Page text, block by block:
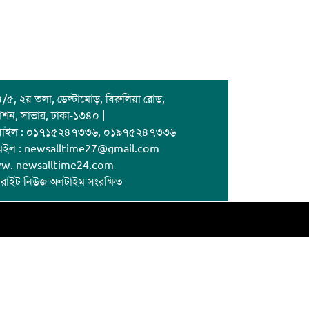
৫, ২য় তলা, ডেল্টামোড়, বিরুলিয়া রোড,
সাভার, ঢাকা-১৩৪০ |
: ০১৭১৫২৪৭৩৩৬, ০১৯৭৫২৪৭৩৩৬
: newsalltime27@gmail.com
newsalltime24.com
নিউজ অলটাইম সংরক্ষিত